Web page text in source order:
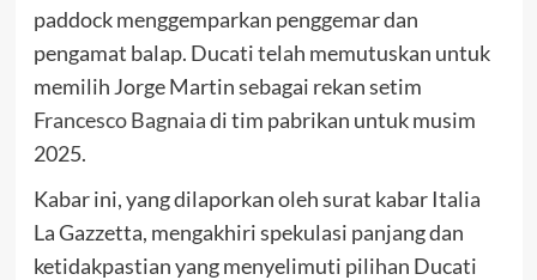
paddock menggemparkan penggemar dan
pengamat balap. Ducati telah memutuskan untuk
memilih Jorge Martin sebagai rekan setim
Francesco Bagnaiadi tim pabrikan untuk musim
2025.
Kabar ini, yang dilaporkan oleh surat kabar Italia
La Gazzetta, mengakhiri spekulasi panjang dan
ketidakpastian yang menyelimuti pilihan Ducati